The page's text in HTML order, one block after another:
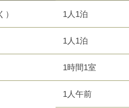
1人1泊
1人1泊
1時間1室
1人午前